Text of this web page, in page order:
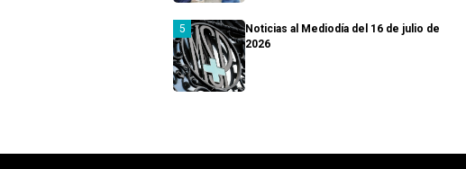
Noticias al Mediodía del 16 de julio de
2026